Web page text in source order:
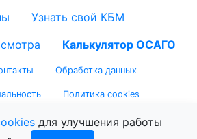
Узнать свой КБМ
Калькулятор ОСАГО
Обработка данных
Политика cookies
для улучшения работы